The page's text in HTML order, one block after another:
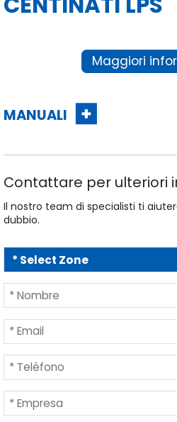
Maggiori
MANUALI
Contattare per ulteriori
Il nostro team di specialisti ti
dubbio.